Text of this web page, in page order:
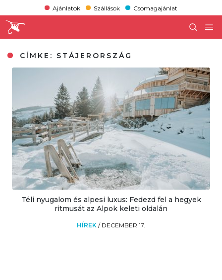
Ajánlatok Szállások Csomagajánlat
CÍMKE: STÁJERORSZÁG
Téli nyugalom és alpesi luxus: Fedezd fel a hegyek
ritmusát az Alpok keleti oldalán
HÍREK / DECEMBER 17.